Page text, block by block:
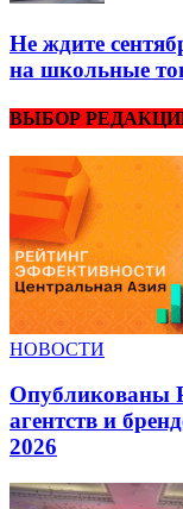
Не ждите
на школьные
ВЫБОР
НОВОСТИ
Опубликованы
агентств и
2026